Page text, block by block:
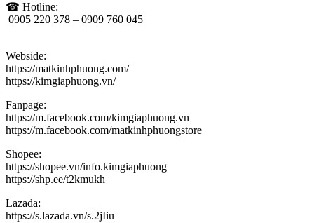
☎ Hotline:
0905 220 378 – 0909 760 045
Webside:
https://matkinhphuong.com/
https://kimgiaphuong.vn/
Fanpage:
https://m.facebook.com/kimgiaphuong.vn
https://m.facebook.com/matkinhphuongstore
Shopee:
https://shopee.vn/info.kimgiaphuong
https://shp.ee/t2kmukh
Lazada:
https://s.lazada.vn/s.2jIiu